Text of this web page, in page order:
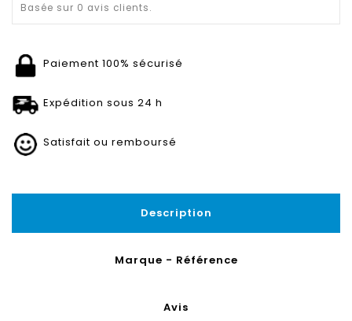
Basée sur 0 avis clients.
Paiement 100% sécurisé
Expédition sous 24 h
Satisfait ou remboursé
Description
Marque - Référence
Avis